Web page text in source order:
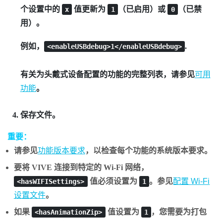
个设置中的
x 值更新为 1 （已启用）或 0
（已禁
用）。
例如， <enableUSBdebug>1</enableUSBdebug> .
有关为头戴式设备配置的功能的完整列表，请参见可用
功能。
保存文件。
重要：
请参见功能版本要求，以检查每个功能的系统版本要求。
要将 VIVE 连接到特定的 Wi-Fi网络，
<hasWIFISettings> 值必须设置为 1 。参见配置Wi-Fi
设置文件。
如果 <hasAnimationZip> 值设置为 1 ，您需要为打包